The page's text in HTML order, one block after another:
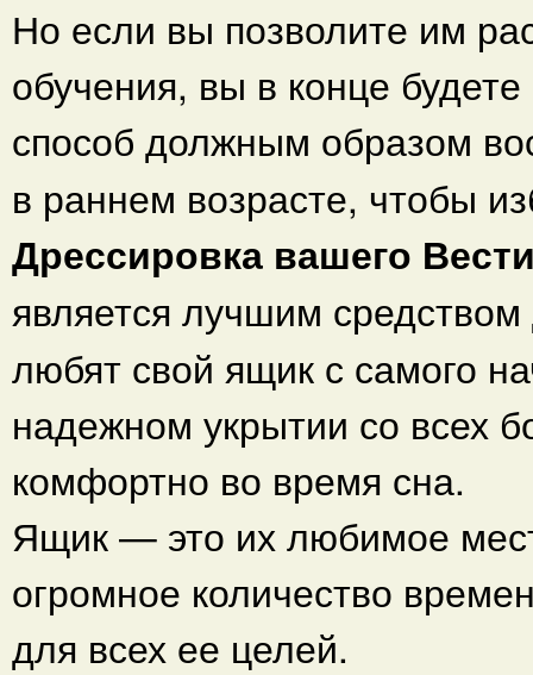
Но если вы позволите им
обучения, вы в конце
способ должным образом
в раннем возрасте, чтобы
Дрессировка вашего
является лучшим
любят свой ящик с самого
надежном укрытии со всех
комфортно во время сна.
Ящик — это их любимое
огромное количество
для всех ее целей.